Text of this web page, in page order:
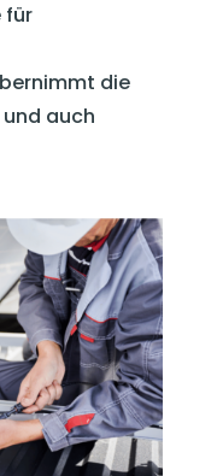
für
die
auch